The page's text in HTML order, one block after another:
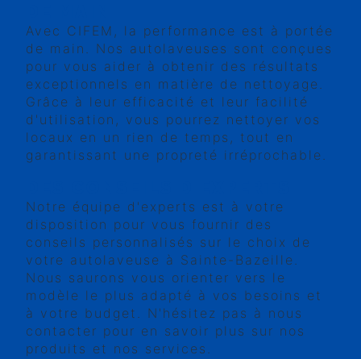
Avec CIFEM, la performance est à portée
de main. Nos autolaveuses sont conçues
pour vous aider à obtenir des résultats
exceptionnels en matière de nettoyage.
Grâce à leur efficacité et leur facilité
d'utilisation, vous pourrez nettoyer vos
locaux en un rien de temps, tout en
garantissant une propreté irréprochable.
Notre équipe d'experts est à votre
disposition pour vous fournir des
conseils personnalisés sur le choix de
votre autolaveuse à Sainte-Bazeille.
Nous saurons vous orienter vers le
modèle le plus adapté à vos besoins et
à votre budget. N'hésitez pas à nous
contacter pour en savoir plus sur nos
produits et nos services.